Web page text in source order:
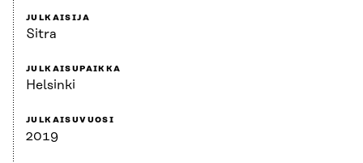
JULKAISIJA
Sitra
JULKAISUPAIKKA
Helsinki
JULKAISUVUOSI
2019